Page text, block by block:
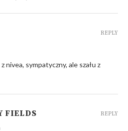
nivea, sympatyczny, ale szału z
REPLY
FIELDS REPLY